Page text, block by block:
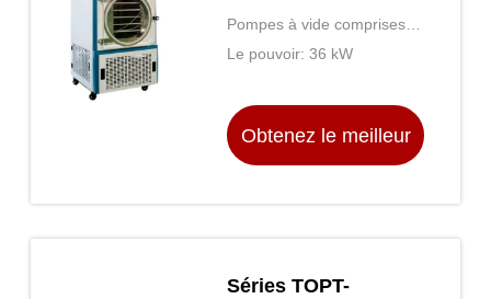
l'aide d'un
congélateur
Pompes à vide comprises: -
Oui, oui.
Le pouvoir: 36 kW
Obtenez le meilleur
Séries TOPT-